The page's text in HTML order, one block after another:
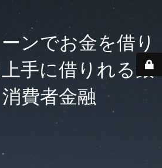
ンでお金を借り
手に借りれる銀
費者金融